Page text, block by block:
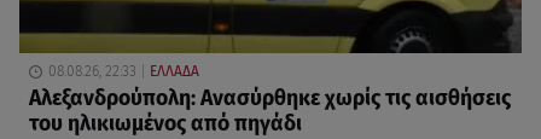
08.08.26, 22:33 ΕΛΛΑΔΑ
Αλεξανδρούπολη: Ανασύρθηκε χωρίς τις αισθήσεις
του ηλικιωμένος από πηγάδι